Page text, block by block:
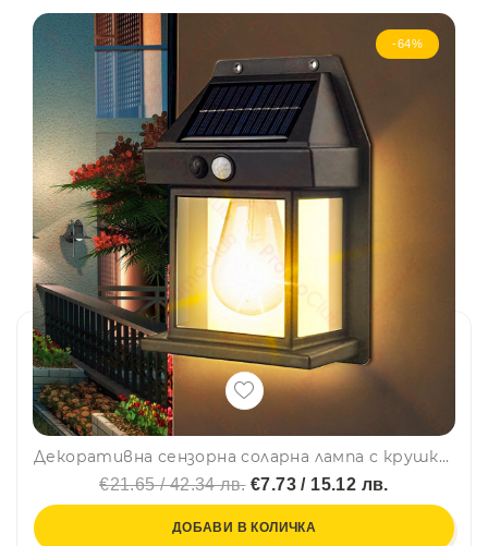
-64%
Декоративна сензорна соларна лампа с крушка BK-888 - SOLAR INTERACTION WALL LAMP
€21.65 / 42.34 лв.€7.73 / 15.12 лв.
ДОБАВИ В КОЛИЧКА